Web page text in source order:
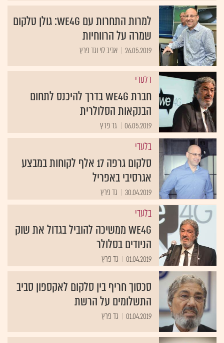
למרות התחרות עם We4G: גולן טלקום
שמרה על הרווחיות
26.05.2019 אביב לוי וגד פרץ
בלעדי
חברת We4G בדרך להיכנס לתחום
הבנקאות הסלולרית
06.05.2019 גד פרץ
בלעדי
סלקום גרפה 17 אלף לקוחות במבצע
אגרסיבי באפריל
30.04.2019 גד פרץ
בלעדי
We4G ממשיכה להוביל בגדול את שוק
הניודים בסלולר
01.04.2019 גד פרץ
סכסוך חריף בין סלקום לאקספון סביב
התשלומים על הרשת
01.04.2019 גד פרץ